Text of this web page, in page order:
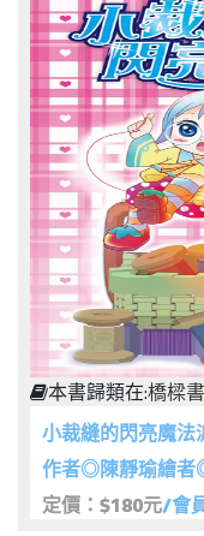
本書歸類在:橋樑書
小裁縫的閃亮魔法
作者◎陳靜瑜繪
定價：$180元/會